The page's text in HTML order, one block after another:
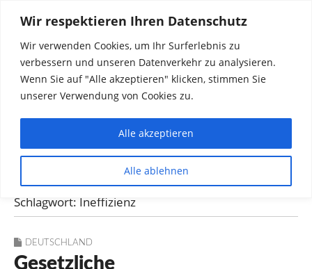
Wir respektieren Ihren Datenschutz
Wir verwenden Cookies, um Ihr Surferlebnis zu
verbessern und unseren Datenverkehr zu analysieren.
Wenn Sie auf "Alle akzeptieren" klicken, stimmen Sie
unserer Verwendung von Cookies zu.
Alle ablehnen
Alle akzeptieren
Rainer in Krawickel
Dinge die mich interessieren diskutieren
Schlagwort: Ineffizienz
DEUTSCHLAND
Gesetzliche